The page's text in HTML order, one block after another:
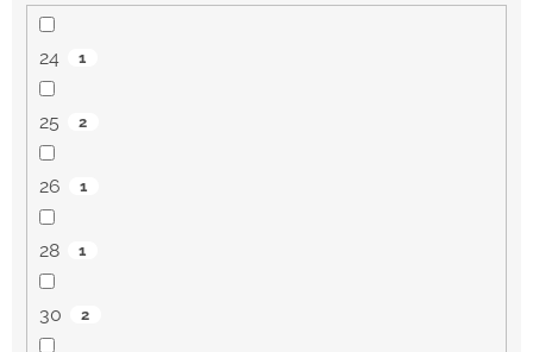
24 1
25 2
26 1
28 1
30 2